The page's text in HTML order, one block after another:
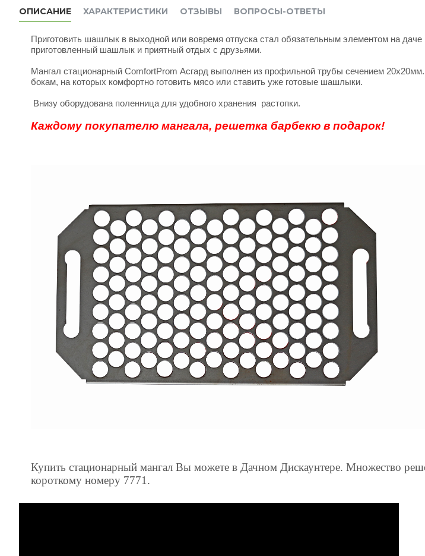
ОПИСАНИЕ ХАРАКТЕРИСТИКИ ОТЗЫВЫ ВОПРОСЫ-ОТВЕТЫ
Приготовить шашлык в выходной или вовремя отпуска стал обязательным элементом на
приготовленный шашлык и приятный отдых с друзьями.
Мангал стационарный ComfortProm Асгард выполнен из профильной трубы сечением
бокам, на которых комфортно готовить мясо или ставить уже готовые шашлыки.
Внизу оборудована поленница для удобного хранения растопки.
Каждому покупателю мангала, решетка барбекю в подарок!
Купить стационарный мангал Вы можете в Дачном Дискаунтере. Множество
короткому номеру 7771.